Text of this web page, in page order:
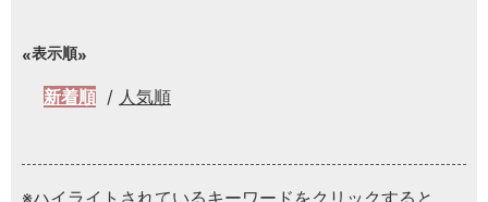
表示順
新着順 人気順